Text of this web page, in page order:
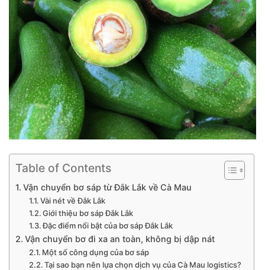
Table of Contents
Vận chuyển bơ sáp từ Đắk Lắk về Cà Mau
Vài nét về Đắk Lắk
Giới thiệu bơ sáp Đắk Lắk
Đặc điểm nổi bật của bơ sáp Đắk Lắk
Vận chuyển bơ đi xa an toàn, không bị dập nát
Một số công dụng của bơ sáp
Tại sao bạn nên lựa chọn dịch vụ của Cà Mau logistics?